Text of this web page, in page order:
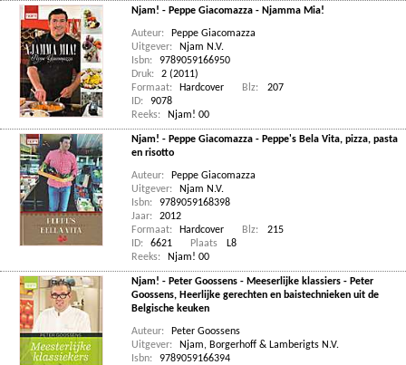
Njam! - Peppe Giacomazza - Njamma Mia!
Auteur:
Peppe Giacomazza
Uitgever:
Njam N.V.
Isbn:
9789059166950
Druk:
2 (2011)
Formaat:
Hardcover Blz:
207
ID:
9078
Reeks:
Njam! 00
Njam! - Peppe Giacomazza - Peppe's Bela Vita, pizza, pasta
en risotto
Auteur:
Peppe Giacomazza
Uitgever:
Njam N.V.
Isbn:
9789059168398
Jaar:
2012
Formaat:
Hardcover Blz:
215
ID:
6621 Plaats
L8
Reeks:
Njam! 00
Njam! - Peter Goossens - Meeserlijke klassiers - Peter
Goossens, Heerlijke gerechten en baistechnieken uit de
Belgische keuken
Auteur:
Peter Goossens
Uitgever:
Njam, Borgerhoff & Lamberigts N.V.
Isbn:
9789059166394